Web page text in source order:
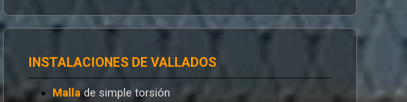
INSTALACIONES DE VALLADOS
Mallade simple torsión